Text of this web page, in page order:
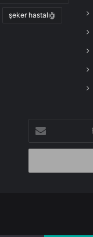
şeker hastalığı
Posta
adresinizi